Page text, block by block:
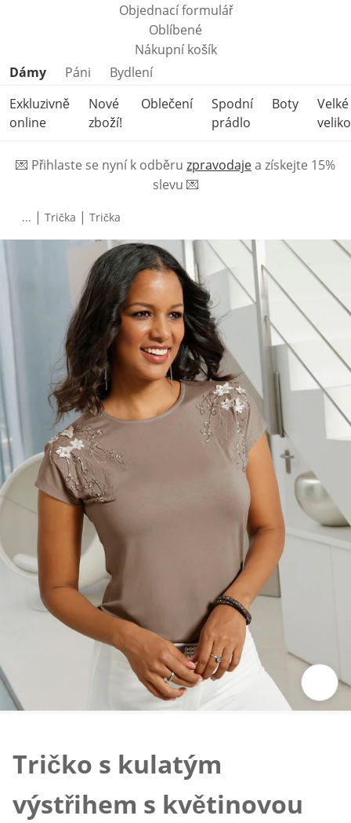
Objednací formulář
Oblíbené
Nákupní košík
Přeskočit kategorie produktů
Dámy Páni
Bydlení
Exkluzivně
online
Nové
zboží!
Oblečení
Spodní
prádlo
Boty
Velké
💌 Přihlaste se nyní k odběru zpravodajea získejte 15%
slevu 💌
... | Trička | Trička
Tričko s kulatým
výstřihem s květinovou